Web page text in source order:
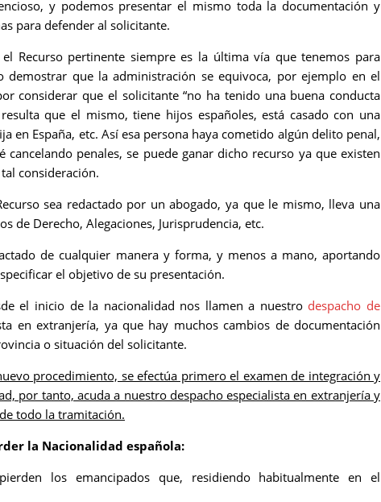
y podemos presentar el mismo toda la documentación y
para defender al solicitante.
Recurso pertinente siempre es la última vía que tenemos para
demostrar que la administración se equivoca, por ejemplo en el
considerar que el solicitante “no ha tenido una buena conducta
que el mismo, tiene hijos españoles, está casado con una
en España, etc. Así esa persona haya cometido algún delito penal,
penales, se puede ganar dicho recurso ya que existen
consideración.
sea redactado por un abogado, ya que le mismo, lleva una
de Derecho, Alegaciones, Jurisprudencia, etc.
de cualquier manera y forma, y menos a mano, aportando
el objetivo de su presentación.
el inicio de la nacionalidad nos llamen a nuestro despacho de
en extranjería, ya que hay muchos cambios de documentación
o situación del solicitante.
procedimiento, se efectúa primero el examen de integración y
por tanto, acuda a nuestro despacho especialista en extranjería y
todo la tramitación.
la Nacionalidad española:
los emancipados que, residiendo habitualmente en el